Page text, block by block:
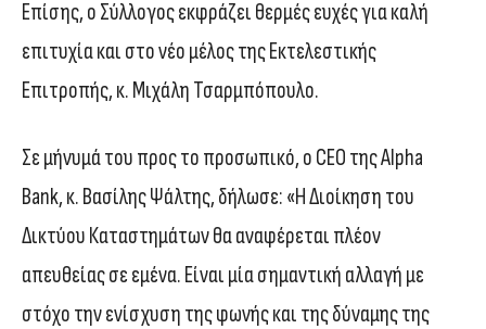
Επίσης, ο Σύλλογος εκφράζει θερμές ευχές για καλή
επιτυχία και στο νέο μέλος της Εκτελεστικής
Επιτροπής, κ. Μιχάλη Τσαρμπόπουλο.
Σε μήνυμά του προς το προσωπικό, ο CEO της Alpha
Bank, κ. Βασίλης Ψάλτης, δήλωσε: «Η Διοίκηση του
Δικτύου Καταστημάτων θα αναφέρεται πλέον
απευθείας σε εμένα. Είναι μία σημαντική αλλαγή με
στόχο την ενίσχυση της φωνής και της δύναμης της